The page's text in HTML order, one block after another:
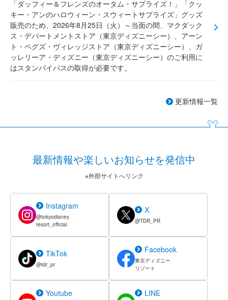
「ダッフィー＆フレンズのオータム・サプライズ！」「クッ
キー・アンのハロウィーン・スウィートサプライズ」グッズ
販売のため、2026年8月25日（火）～当面の間、マクダック
ス・デパートメントストア（東京ディズニーシー）、アーン
ト・ペグズ・ヴィレッジストア（東京ディズニーシー）、ガ
ッレリーア・ディズニー（東京ディズニーシー）のご利用に
はスタンバイパスの取得が必要です。
更新情報一覧
最新情報や楽しいお知らせを発信中
※外部サイトへリンク
Instagram
@tokyodisney
resort_official
X
@TDR_PR
TikTok
@tdr_pr
Facebook
東京ディズニー
リゾート
Youtube LINE